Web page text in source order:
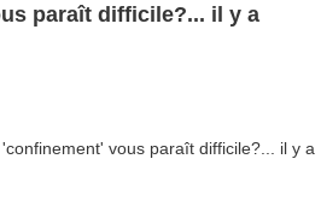
paraît difficile?... il y a